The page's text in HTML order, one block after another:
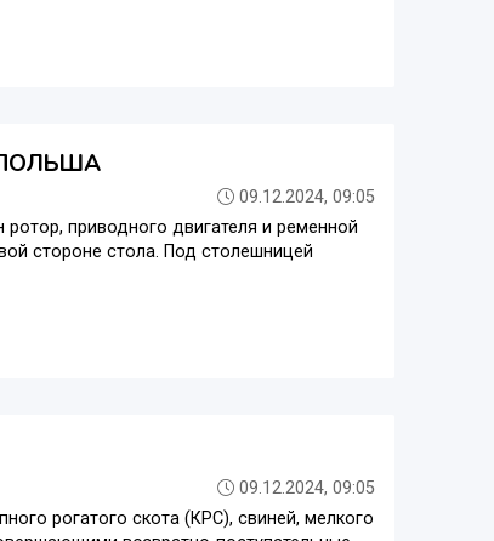
09.12.2024, 09:05
приводного двигателя и ременной
стороне стола. Под столешницей
09.12.2024, 09:05
рогатого скота (КРС), свиней, мелкого